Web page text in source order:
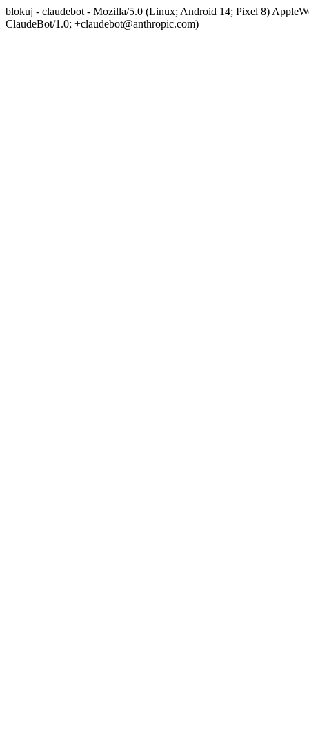
blokuj - claudebot - Mozilla/5.0 (Linux; Android 14; Pixel 8)
ClaudeBot/1.0; +claudebot@anthropic.com)